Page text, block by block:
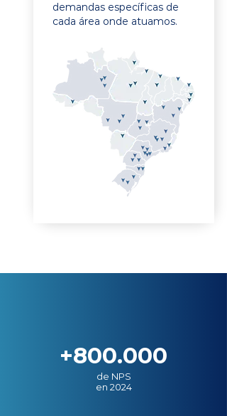
demandas específicas de
cada área onde atuamos.
+800.000
de NPS
en 2024